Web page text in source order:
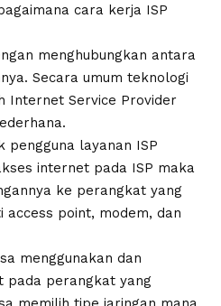
cara kerja ISP
menghubungkan antara
Secara umum teknologi
Internet Service Provider
pengguna layanan ISP
internet pada ISP maka
ke perangkat yang
access point, modem, dan
menggunakan dan
pada perangkat yang